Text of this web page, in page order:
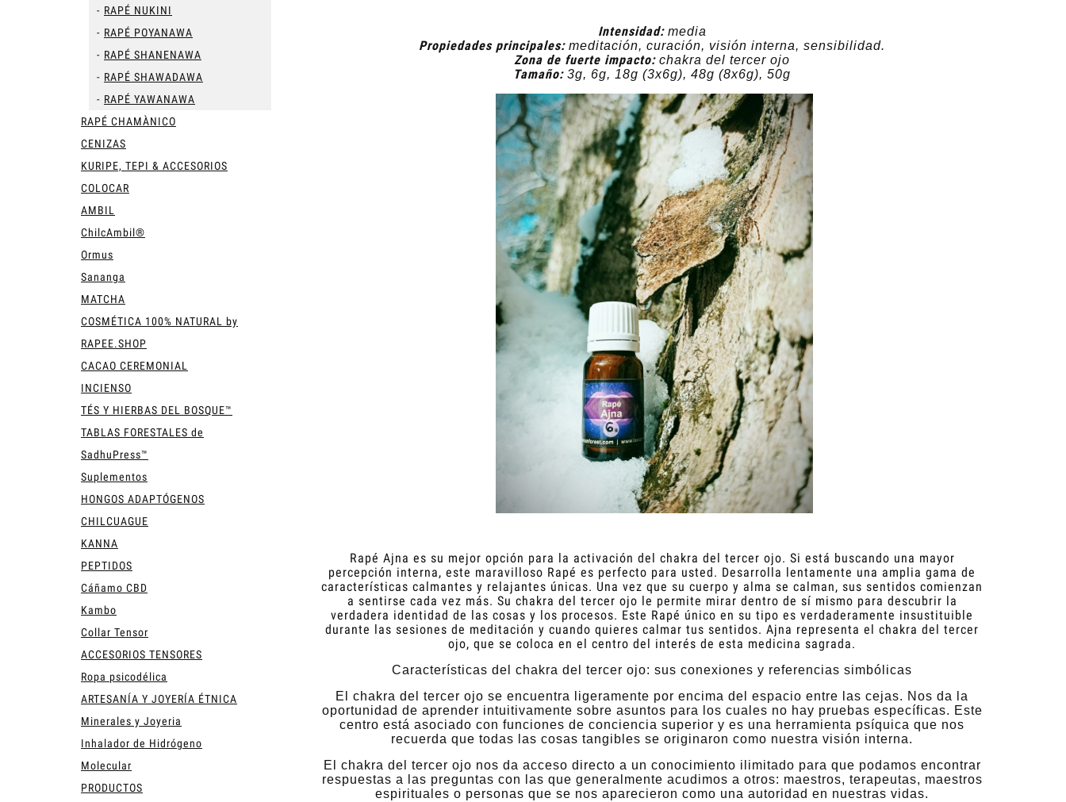
RAPÉ NUKINI
RAPÉ POYANAWA
RAPÉ SHANENAWA
RAPÉ SHAWADAWA
RAPÉ YAWANAWA
RAPÉ CHAMÀNICO
CENIZAS
KURIPE, TEPI & ACCESORIOS
COLOCAR
AMBIL
ChilcAmbil®
Ormus
Sananga
MATCHA
COSMÉTICA 100% NATURAL by
RAPEE.SHOP
CACAO CEREMONIAL
INCIENSO
TÉS Y HIERBAS DEL BOSQUE™
TABLAS FORESTALES de
SadhuPress™
Suplementos
HONGOS ADAPTÓGENOS
CHILCUAGUE
KANNA
PEPTIDOS
Cáñamo CBD
Kambo
Collar Tensor
ACCESORIOS TENSORES
Ropa psicodélica
ARTESANÍA Y JOYERÍA ÉTNICA
Minerales y Joyeria
Inhalador de Hidrógeno
Molecular
PRODUCTOS
Intensidad:media
Propiedades principales:meditación, curación, visión interna, sensibilidad.
Zona de fuerte impacto:chakra del tercer ojo
Tamaño:3g, 6g, 18g (3x6g), 48g (8x6g), 50g
Rapé Ajna es su mejor opción para la activación del chakra del tercer ojo. Si está buscando una mayor
percepción interna, este maravilloso Rapé es perfecto para usted. Desarrolla lentamente una amplia gama de
características calmantes y relajantes únicas. Una vez que su cuerpo y alma se calman, sus sentidos comienzan
a sentirse cada vez más. Su chakra del tercer ojo le permite mirar dentro de sí mismo para descubrir la
verdadera identidad de las cosas y los procesos. Este Rapé único en su tipo es verdaderamente insustituible
durante las sesiones de meditación y cuando quieres calmar tus sentidos. Ajna representa el chakra del tercer
ojo, que se coloca en el centro del interés de esta medicina sagrada.
Características del chakra del tercer ojo: sus conexiones y referencias simbólicas
El chakra del tercer ojo se encuentra ligeramente por encima del espacio entre las cejas. Nos da la
oportunidad de aprender intuitivamente sobre asuntos para los cuales no hay pruebas específicas. Este
centro está asociado con funciones de conciencia superior y es una herramienta psíquica que nos
recuerda que todas las cosas tangibles se originaron como nuestra visión interna.
El chakra del tercer ojo nos da acceso directo a un conocimiento ilimitado para que podamos encontrar
respuestas a las preguntas con las que generalmente acudimos a otros: maestros, terapeutas, maestros
espirituales o personas que se nos aparecieron como una autoridad en nuestras vidas.